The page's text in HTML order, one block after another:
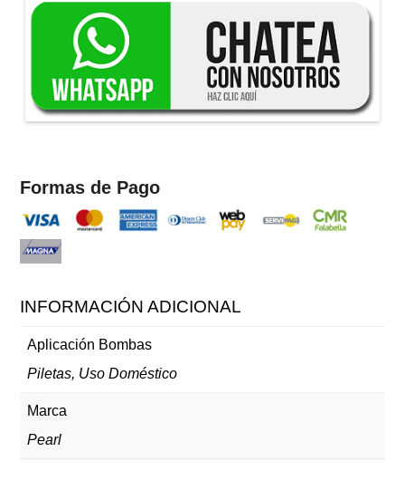
Formas de Pago
INFORMACIÓN ADICIONAL
Aplicación Bombas
Piletas, Uso Doméstico
Marca
Pearl